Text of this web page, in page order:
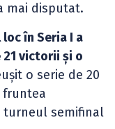
mai disputat.
în Seria I a
21 victorii și o
o serie de 20
turneul semifinal